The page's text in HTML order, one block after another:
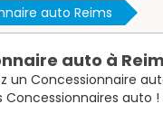
auto Reims
auto à
un Concessionnaire
Concessionnaires auto !